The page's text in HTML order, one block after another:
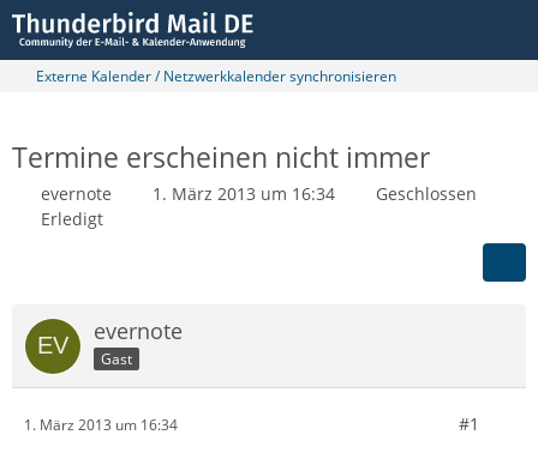
Externe Kalender / Netzwerkkalender synchronisieren
Termine erscheinen nicht immer
evernote 1. März 2013 um 16:34
Geschlossen
Erledigt
evernote
Gast
1. März 2013 um 16:34 #1